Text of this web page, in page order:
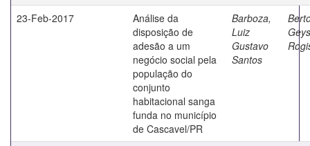
23-Feb-2017
Análise da
disposição de
adesão a um
negócio social pela
população do
conjunto
habitacional sanga
funda no município
de Cascavel/PR
Barboza,
Luiz
Gustavo
Santos